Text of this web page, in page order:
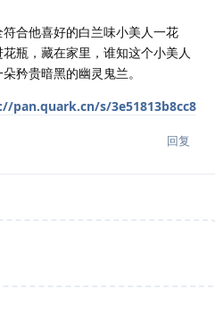
合他喜好的白兰味小美人一花
瓶，藏在家里，谁知这个小美人
矜贵暗黑的幽灵鬼兰。
pan.quark.cn/s/3e51813b8cc8
回复